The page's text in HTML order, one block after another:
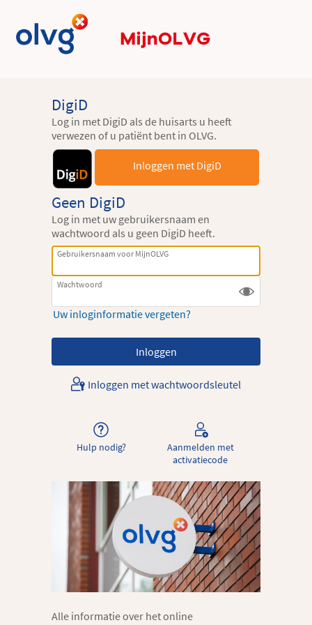
DigiD
Log in met DigiD als de huisarts u heeft
verwezen of u patiënt bent in OLVG.
Inloggen met DigiD
Geen DigiD
Log in met uw gebruikersnaam en
wachtwoord als u geen DigiD heeft.
Gebruikersnaam voor MijnOLVG
Wachtwoord
Uw inloginformatie vergeten?
Inloggen met wachtwoordsleutel
Hulp nodig?
Aanmelden met
activatiecode
Alle informatie over het online